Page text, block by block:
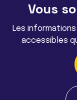
Vous
Les
accessibles